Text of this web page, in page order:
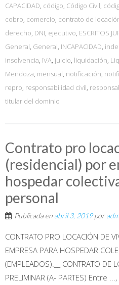
CAPACIDAD, código, Código Civil,
cobro, comercio, contrato de
derecho, DNI, ejecutivo, ESCRITOS
General, General, INCAPACIDAD,
insolvencia, IVA, juicio, liquidación,
Mendoza, mensual, notificación,
repro, responsabilidad civil,
titular del dominio
Contrato pro
(residencial) por
hospedar
personal
Publicada en abril 3, 2019por
CONTRATO PRO LOCACIÓN DE
EMPRESA PARA HOSPEDAR
(EMPLEADOS).__ CONTRATO DE
PRELIMINAR (A- PARTES) Entre